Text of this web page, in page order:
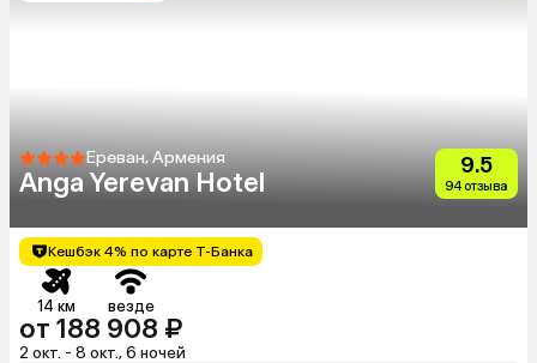
Ереван, Армения
Anga Yerevan Hotel
9.5
94 отзыва
Кешбэк 4% по карте Т-Банка
14 км везде
от 188 908 ₽
2 окт. - 8 окт., 6 ночей